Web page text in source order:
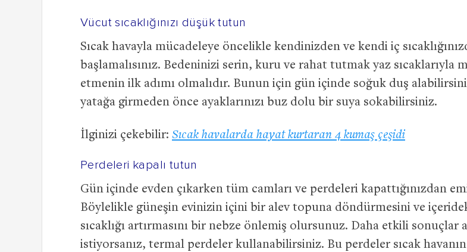
Vücut sıcaklığınızı düşük tutun
Sıcak havayla mücadeleye öncelikle kendinizden ve kendi iç
başlamalısınız. Bedeninizi serin, kuru ve rahat tutmak yaz sıcaklarıyla
etmenin ilk adımı olmalıdır. Bunun için gün içinde soğuk duş
yatağa girmeden önce ayaklarınızı buz dolu bir suya sokabilirsiniz.
İlginizi çekebilir: Sıcak havalarda hayat kurtaran 4 kumaş çeşidi
Perdeleri kapalı tutun
Gün içinde evden çıkarken tüm camları ve perdeleri kapattığınızdan
Böylelikle güneşin evinizin içini bir alev topuna döndürmesini ve
sıcaklığı artırmasını bir nebze önlemiş olursunuz. Daha etkili sonuçlar
istiyorsanız, termal perdeler kullanabilirsiniz. Bu perdeler sıcak